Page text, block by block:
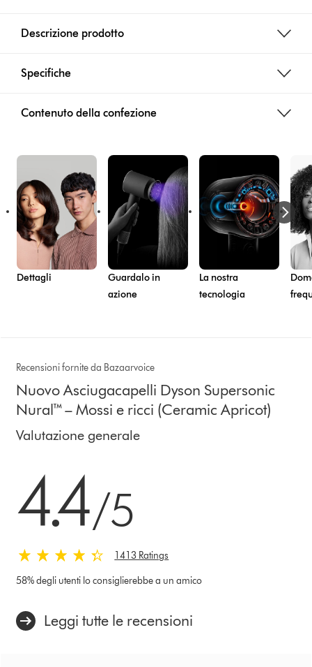
Descrizione prodotto
Specifiche
Contenuto della confezione
Dettagli
Guardalo in
azione
La nostra
tecnologia
Recensioni fornite da Bazaarvoice
Nuovo Asciugacapelli Dyson Supersonic
Nural™ – Mossi e ricci (Ceramic Apricot)
Valutazione generale
4.4/5
1413 Ratings
58% degli utenti lo consiglierebbe a un amico
Leggi tutte le recensioni